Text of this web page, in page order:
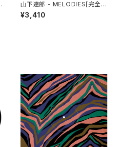
山下達郎 - MELODIES[完全生
産限定](Cassette Tape)
¥3,410